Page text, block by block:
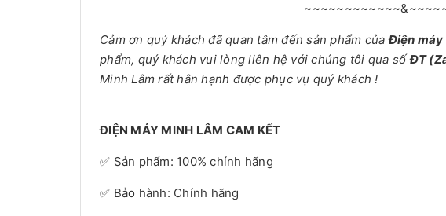
Cảm ơn quý khách đã quan tâm đến sản phẩm củaĐiện máy
phẩm, quý khách vui lòng liên hệ với chúng tôi qua sốĐT
Minh Lâm rất hân hạnh được phục vụ quý khách !
ĐIỆN MÁY MINH LÂM CAM KẾT
✅ Sản phẩm: 100% chính hãng
✅ Bảo hành: Chính hãng